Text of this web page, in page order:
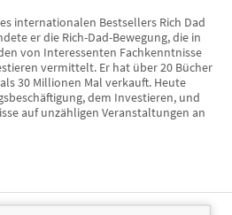
internationalen Bestsellers Rich Dad
er die Rich-Dad-Bewegung, die in
von Interessenten Fachkenntnisse
vermittelt. Er hat über 20 Bücher
30 Millionen Mal verkauft. Heute
dem Investieren, und
auf unzähligen Veranstaltungen an